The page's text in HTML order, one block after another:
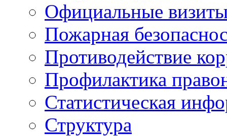
Официальные
Пожарная
Противодействие
Профилактика
Статистическая
Структура